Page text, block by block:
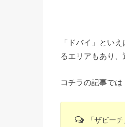
「ドバイ」といえ
るエリアもあり、
コチラの記事で
「ザビー